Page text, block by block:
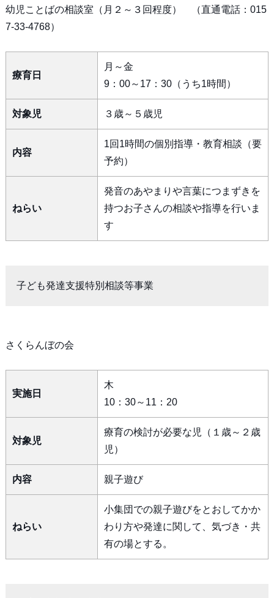
幼児ことばの相談室（月２～３回程度） （直通電話：015
7-33-4768）
療育日
月～金
9：00～17：30（うち1時間）
対象児 ３歳～５歳児
内容
1回1時間の個別指導・教育相談（要
予約）
ねらい
発音のあやまりや言葉につまずきを
持つお子さんの相談や指導を行いま
す
子ども発達支援特別相談等事業
さくらんぼの会
実施日
木
10：30～11：20
対象児
療育の検討が必要な児（１歳～２歳
児）
内容 親子遊び
ねらい
小集団での親子遊びをとおしてかか
わり方や発達に関して、気づき・共
有の場とする。